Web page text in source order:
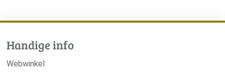
Handige info
Webwinkel